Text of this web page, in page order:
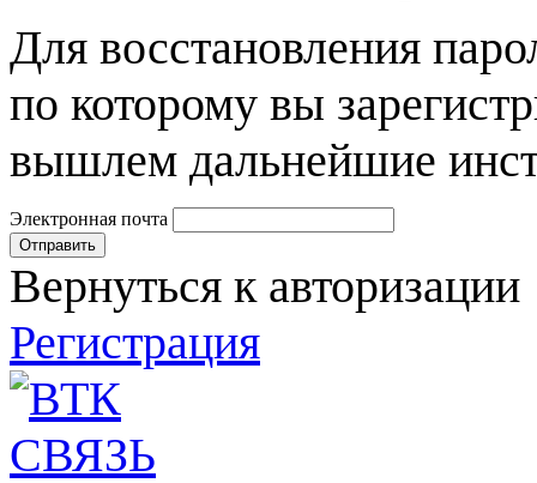
Для восстановления
по которому вы
вышлем дальнейшие
Электронная почта
Вернуться к авторизации
Регистрация